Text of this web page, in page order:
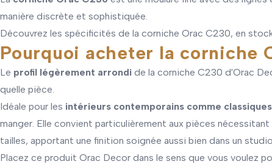
manière discrète et sophistiquée.
Découvrez les spécificités de la corniche Orac C230, en
Pourquoi acheter la corniche
Le profil légèrement arrondi de la corniche C230 d'Orac
quelle pièce.
Idéale pour les intérieurs contemporains comme classiques
manger. Elle convient particulièrement aux pièces
tailles, apportant une finition soignée aussi bien dans un
Placez ce produit Orac Decor dans le sens que vous voulez